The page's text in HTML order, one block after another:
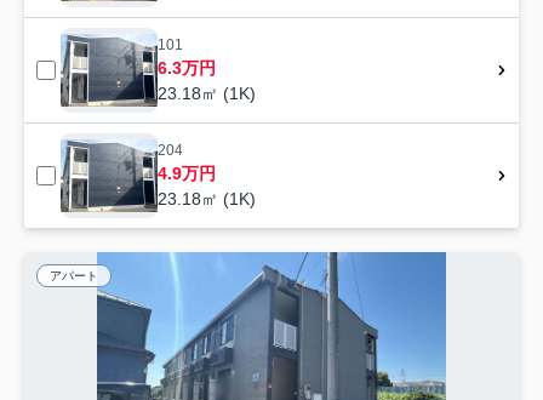
101
6.3万円
23.18㎡ (1K)
204
4.9万円
23.18㎡ (1K)
アパート